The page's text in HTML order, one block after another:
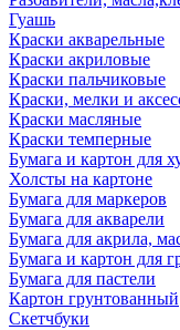
Гуашь
Краски акварельные
Краски акриловые
Краски пальчиковые
Краски, мелки и
Краски масляные
Краски темперные
Бумага и картон для
Холсты на картоне
Бумага для маркеров
Бумага для акварели
Бумага для акрила,
Бумага и картон для
Бумага для пастели
Картон грунтованный
Скетчбуки